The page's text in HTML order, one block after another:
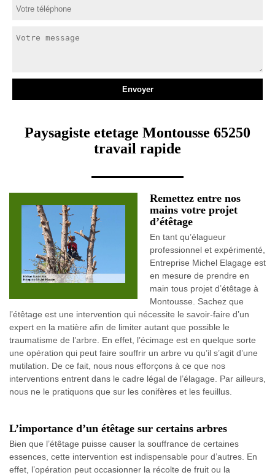
Paysagiste etetage Montousse 65250
travail rapide
Remettez entre nos
mains votre projet
d’étêtage
En tant qu’élagueur
professionnel et expérimenté,
Entreprise Michel Elagage est
en mesure de prendre en
main tous projet d’étêtage à
Montousse. Sachez que
l’étêtage est une intervention qui nécessite le savoir-faire d’un
expert en la matière afin de limiter autant que possible le
traumatisme de l’arbre. En effet, l’écimage est en quelque sorte
une opération qui peut faire souffrir un arbre vu qu’il s’agit d’une
mutilation. De ce fait, nous nous efforçons à ce que nos
interventions entrent dans le cadre légal de l’élagage. Par ailleurs,
nous ne le pratiquons que sur les conifères et les feuillus.
L’importance d’un étêtage sur certains arbres
Bien que l’étêtage puisse causer la souffrance de certaines
essences, cette intervention est indispensable pour d’autres. En
effet, l’opération peut occasionner la récolte de fruit ou la